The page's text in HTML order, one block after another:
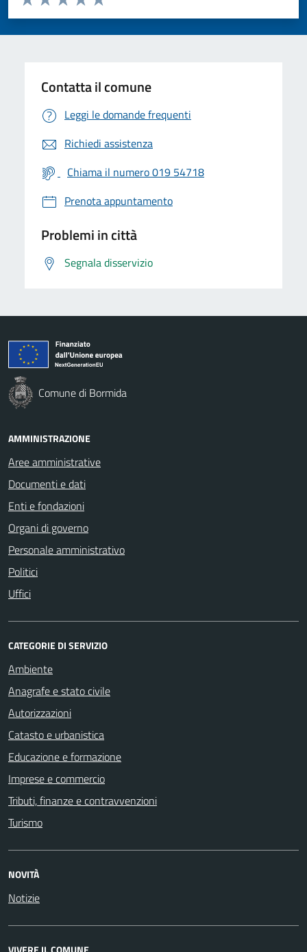
Valuta 5 stelle su 5
Valuta 4 stelle su 5
Valuta 3 stelle su 5
Valuta 2 stelle su 5
Valuta 1 stelle su 5
Contatta il comune
Leggi le domande frequenti
Richiedi assistenza
Chiama il numero 019 54718
Prenota appuntamento
Problemi in città
Segnala disservizio
Comune di Bormida
AMMINISTRAZIONE
Aree amministrative
Documenti e dati
Enti e fondazioni
Organi di governo
Personale amministrativo
Politici
Uffici
CATEGORIE DI SERVIZIO
Ambiente
Anagrafe e stato civile
Autorizzazioni
Catasto e urbanistica
Educazione e formazione
Imprese e commercio
Tributi, finanze e contravvenzioni
Turismo
NOVITÀ
Notizie